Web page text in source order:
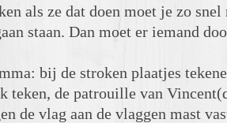
als ze dat doen moet je zo
staan. Dan moet er iemand
bij de stroken plaatjes
teken, de patrouille van
de vlag aan de vlaggen mast